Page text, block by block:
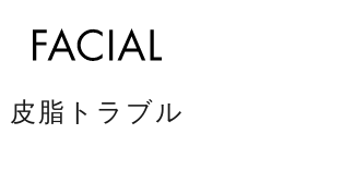
皮脂トラブル